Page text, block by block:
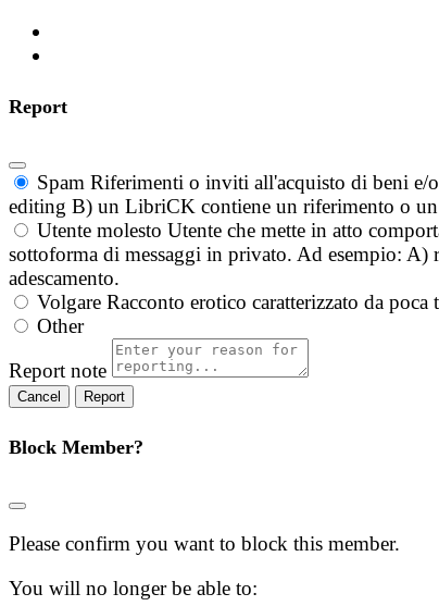
Report
Spam Riferimenti o inviti all'acquisto di beni e/
editing B) un LibriCK contiene un riferimento o
Utente molesto Utente che mette in atto
sottoforma di messaggi in privato. Ad esempio:
adescamento.
Volgare Racconto erotico caratterizzato da
Other
Report note
Report
Block Member?
Please confirm you want to block this member.
You will no longer be able to: